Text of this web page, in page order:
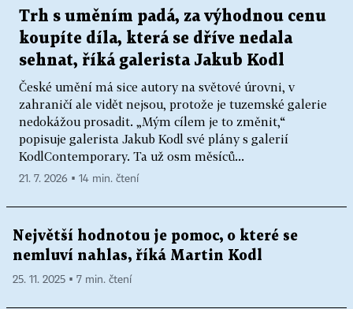
Trh s uměním padá, za výhodnou cenu
koupíte díla, která se dříve nedala
sehnat, říká galerista Jakub Kodl
České umění má sice autory na světové úrovni, v
zahraničí ale vidět nejsou, protože je tuzemské galerie
nedokážou prosadit. „Mým cílem je to změnit,“
popisuje galerista Jakub Kodl své plány s galerií
KodlContemporary. Ta už osm měsíců...
21. 7. 2026 ▪ 14 min. čtení
Největší hodnotou je pomoc, o které se
nemluví nahlas, říká Martin Kodl
25. 11. 2025 ▪ 7 min. čtení